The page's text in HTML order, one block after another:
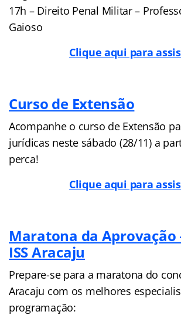
17h – Direito Penal Militar –
Gaioso
Clique aqui para
Curso de Extensão
Acompanhe o curso de Extensão
jurídicas neste sábado (28/11) a
perca!
Clique aqui para
Maratona da Aprovação
ISS Aracaju
Prepare-se para a maratona do
Aracaju com os melhores
programação: